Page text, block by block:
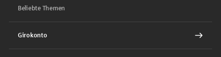
Beliebte Themen
Girokonto